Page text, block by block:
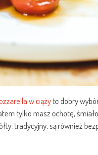
w ciążyto dobry
tylko masz ochotę,
tradycyjny, są również